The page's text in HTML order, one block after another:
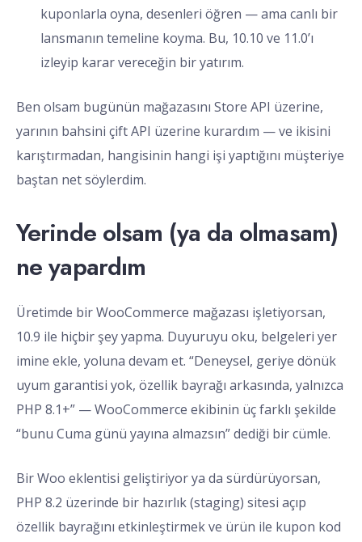
kuponlarla oyna, desenleri öğren — ama canlı bir
lansmanın temeline koyma. Bu, 10.10 ve 11.0’ı
izleyip karar vereceğin bir yatırım.
Ben olsam bugünün mağazasını Store API üzerine,
yarının bahsini çift API üzerine kurardım — ve ikisini
karıştırmadan, hangisinin hangi işi yaptığını müşteriye
baştan net söylerdim.
Yerinde olsam (ya da olmasam)
ne yapardım
Üretimde bir WooCommerce mağazası işletiyorsan,
10.9 ile hiçbir şey yapma. Duyuruyu oku, belgeleri yer
imine ekle, yoluna devam et. “Deneysel, geriye dönük
uyum garantisi yok, özellik bayrağı arkasında, yalnızca
PHP 8.1+” — WooCommerce ekibinin üç farklı şekilde
“bunu Cuma günü yayına almazsın” dediği bir cümle.
Bir Woo eklentisi geliştiriyor ya da sürdürüyorsan,
PHP 8.2 üzerinde bir hazırlık (staging) sitesi açıp
özellik bayrağını etkinleştirmek ve ürün ile kupon kod